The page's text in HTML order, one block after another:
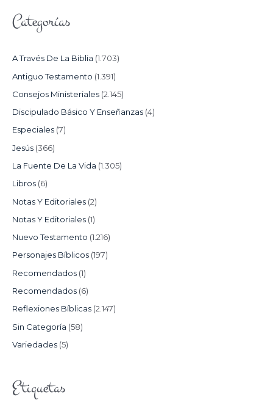
Categorías
A Través De La Biblia (1.703)
Antiguo Testamento (1.391)
Consejos Ministeriales (2.145)
Discipulado Básico Y Enseñanzas (4)
Especiales (7)
Jesús (366)
La Fuente De La Vida (1.305)
Libros (6)
Notas Y Editoriales (2)
Notas Y Editoriales (1)
Nuevo Testamento (1.216)
Personajes Bíblicos (197)
Recomendados (1)
Recomendados (6)
Reflexiones Bíblicas (2.147)
Sin Categoría (58)
Variedades (5)
Etiquetas